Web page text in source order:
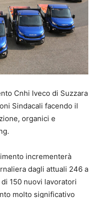
Cnhi Iveco di Suzzara
Sindacali facendo il
organici e
incrementerà
dagli attuali 246 a
150 nuovi lavoratori
molto significativo